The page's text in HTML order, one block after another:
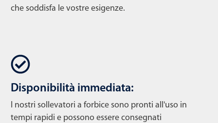
che soddisfa le vostre esigenze.
Disponibilità immediata:
I nostri sollevatori a forbice sono pronti all'uso in
tempi rapidi e possono essere consegnati